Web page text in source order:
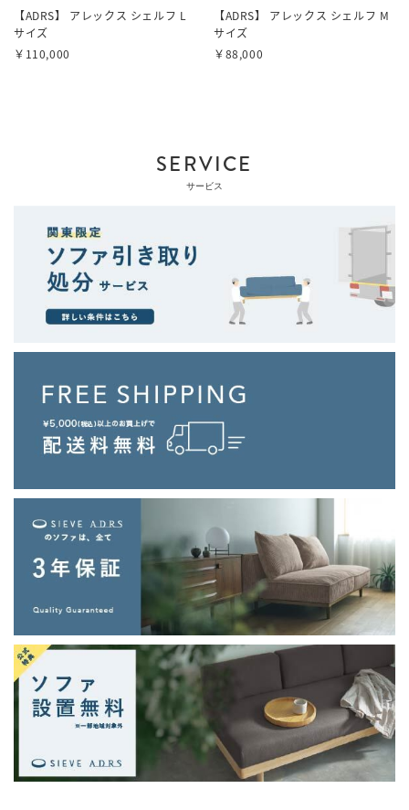
【ADRS】 アレックス シェルフ L
サイズ
￥110,000
【ADRS】 アレックス シェルフ M
サイズ
￥88,000
SERVICE
サービス